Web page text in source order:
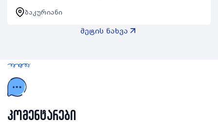
აგვისტოდან 3 სექტემბრის შუალედში
ჩატარდება ახალგაზრდა მოხალისეთა
ბანაკი რომელიც აქტიურ…
ბაკურიანი
მეტის ნახვა
კომენტარები